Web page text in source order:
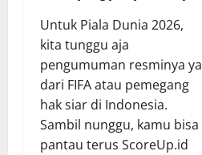
Untuk Piala Dunia 2026,
kita tunggu aja
pengumuman resminya ya
dari FIFA atau pemegang
hak siar di Indonesia.
Sambil nunggu, kamu bisa
pantau terus ScoreUp.id